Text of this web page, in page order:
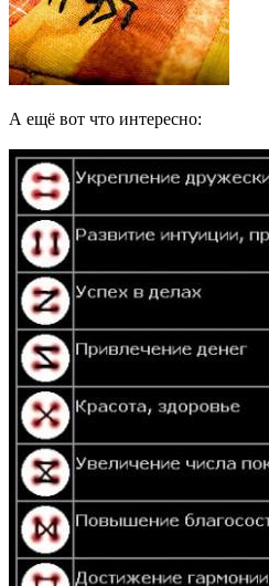
А ещё вот что интересно: